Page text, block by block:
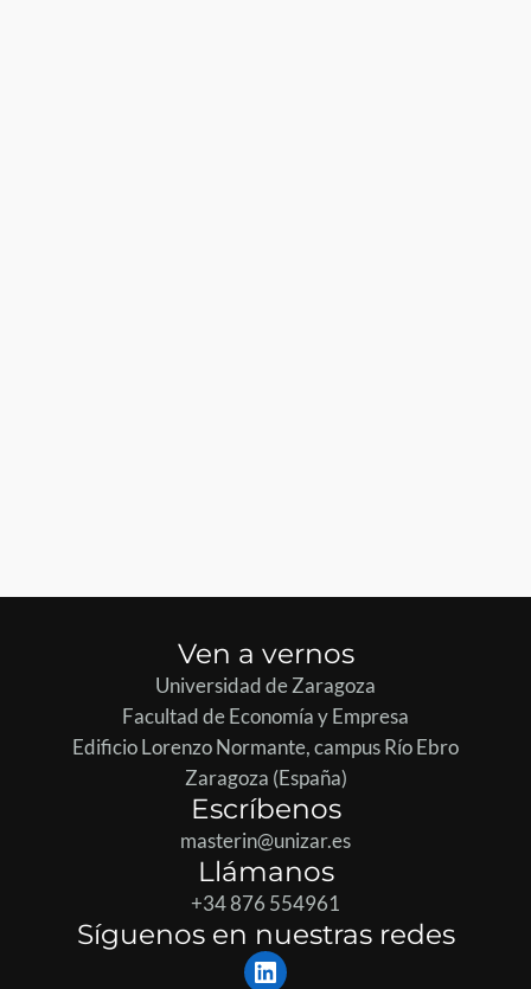
Ven a vernos
Universidad de Zaragoza
Facultad de Economía y Empresa
Edificio Lorenzo Normante, campus Río Ebro
Zaragoza (España)
Escríbenos
masterin@unizar.es
Llámanos
+34 876 554961
Síguenos en nuestras redes
LinkedIn